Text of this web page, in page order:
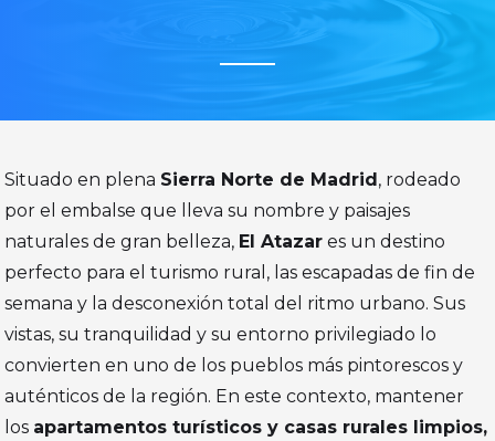
Situado en plena Sierra Norte de Madrid , rodeado
por el embalse que lleva su nombre y paisajes
naturales de gran belleza, El Atazar es un destino
perfecto para el turismo rural, las escapadas de fin de
semana y la desconexión total del ritmo urbano. Sus
vistas, su tranquilidad y su entorno privilegiado lo
convierten en uno de los pueblos más pintorescos y
auténticos de la región. En este contexto, mantener
los apartamentos turísticos y casas rurales limpios,